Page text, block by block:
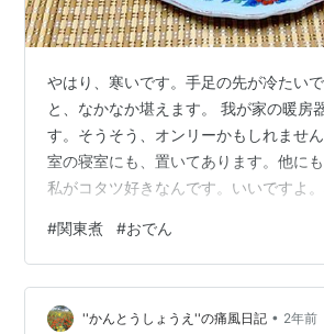
やはり、寒いです。手足の先が冷たい
と、なかなか堪えます。 我が家の暖房
す。そうそう、オンリーかもしれませ
室の寝室にも、置いてあります。他にも
私がコタツ好きなんです。いいですよ
ん』のお父さんの感じが昭和感あって、
コタツの前には、チューナレステレビ
と、スピーカー群です。サブウーファ
います。映画を観る時しか、2台使いま
#関東煮 #おでん
''かんとうしょうえ''の痛風日記 • 2年前